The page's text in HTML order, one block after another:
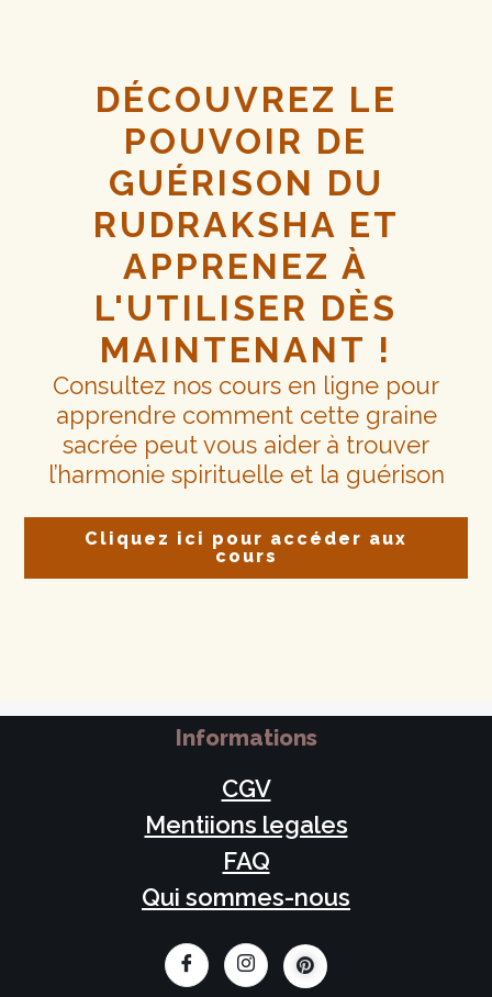
DÉCOUVREZ LE
POUVOIR DE
GUÉRISON DU
RUDRAKSHA ET
APPRENEZ À
L'UTILISER DÈS
MAINTENANT !
Consultez nos cours en ligne pour
apprendre comment cette graine
sacrée peut vous aider à trouver
l’harmonie spirituelle et la guérison
Cliquez ici pour accéder aux
cours
Informations
CGV
Mentiions legales
FAQ
Qui sommes-nous